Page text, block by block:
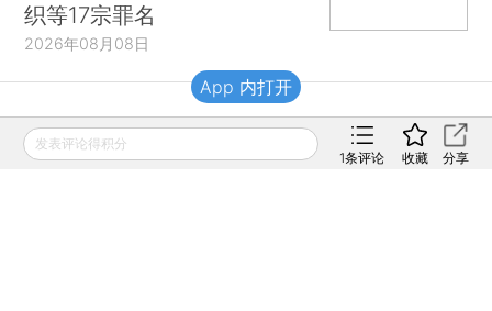
织等17宗罪名
2026年08月08日
财新移动
发表评论得积分
1条评论 收藏 分享
App 内打开